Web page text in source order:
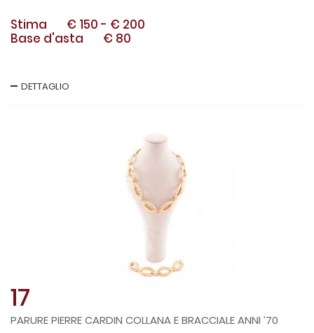
Stima € 150 - € 200
Base d'asta
€ 80
DETTAGLIO
17
PARURE PIERRE CARDIN COLLANA E BRACCIALE ANNI ’70